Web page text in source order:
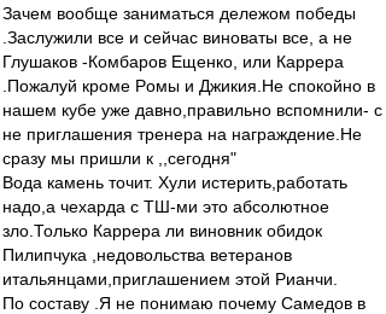
Зачем вообще заниматься дележом победы
.Заслужили все и сейчас виноваты все, а не
Глушаков -Комбаров Ещенко, или Каррера
.Пожалуй кроме Рoмы и Джикия.Не спокойно в
нашем кубе уже давно,правильно вспомнили- с
не приглашения тренера на награждение.Не
сразу мы пришли к ,,сегодня"
Вода камень точит. Хули истерить,работать
надо,а чехарда с ТШ-ми это абсолютное
зло.Только Каррера ли виновник обидок
Пилипчука ,недовольства ветеранов
итальянцами,приглашением этой Рианчи.
По составу .Я не понимаю почему Самедов в